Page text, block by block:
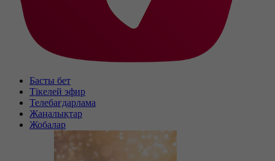
Басты бет
Тікелей эфир
Телебағдарлама
Жаңалықтар
Жобалар